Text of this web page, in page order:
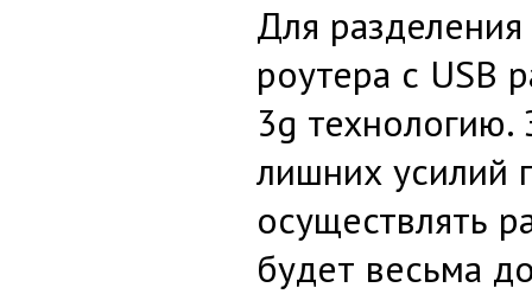
Для
роутера с USB
3g
лишних усилий
осуществлять
будет весьма